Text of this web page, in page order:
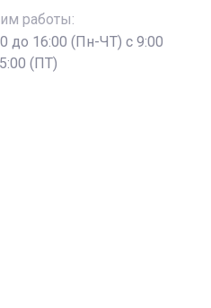
работы:
до 16:00 (Пн-ЧТ) с 9:00
(ПТ)